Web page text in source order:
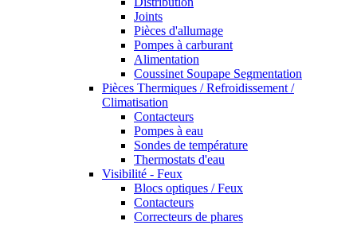
Joints
Pièces d'allumage
Pompes à carburant
Alimentation
Coussinet Soupape Segmentation
Pièces Thermiques / Refroidissement /
Climatisation
Contacteurs
Pompes à eau
Sondes de température
Thermostats d'eau
Visibilité - Feux
Blocs optiques / Feux
Contacteurs
Correcteurs de phares